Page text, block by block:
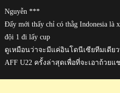
Nguyễn ***
Đấy mới thấy chỉ có thằg Indonesia là
đội 1 đi lấy cup
ดูเหมือนว่าจะมีแค่อินโดนีเซียทีมเดีย
AFF U22 ครั้งล่าสุดเพื่อที่จะเอาถ้วยแ